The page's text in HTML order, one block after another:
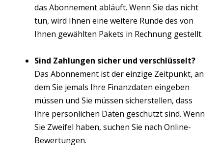
das Abonnement abläuft. Wenn Sie das nicht
tun, wird Ihnen eine weitere Runde des von
Ihnen gewählten Pakets in Rechnung gestellt.
Sind Zahlungen sicher und verschlüsselt?
Das Abonnement ist der einzige Zeitpunkt, an
dem Sie jemals Ihre Finanzdaten eingeben
müssen und Sie müssen sicherstellen, dass
Ihre persönlichen Daten geschützt sind. Wenn
Sie Zweifel haben, suchen Sie nach Online-
Bewertungen.